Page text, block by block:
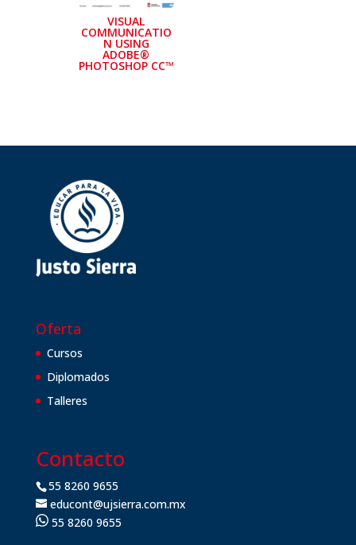
VISUAL
COMMUNICATIO
N USING
ADOBE®
PHOTOSHOP CC™
Oferta
Cursos
Diplomados
Talleres
Contacto
55 8260 9655
educont@ujsierra.com.mx
55 8260 9655